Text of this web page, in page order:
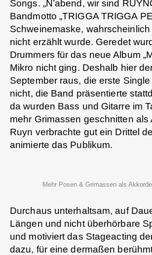
Songs. „N’abend, wir sind
Bandmotto „TRIGGA TRIGGA
Schweinemaske,
nicht erzählt wurde. Geredet
Drummers für das neue Album
Mikro nicht ging. Deshalb hier
September raus, die erste
nicht, die Band präsentierte
da wurden Bass und Gitarre im
mehr Grimassen geschnitten
Ruyn verbrachte gut ein Drittel
animierte das Publikum.
Mehr Posen & Grimassen als
Durchaus unterhaltsam, auf
Längen und nicht überhörbare
und motiviert das Stageacting
dazu, für eine dermaßen